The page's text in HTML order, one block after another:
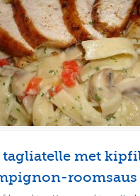
tagliatelle met
roomsaus